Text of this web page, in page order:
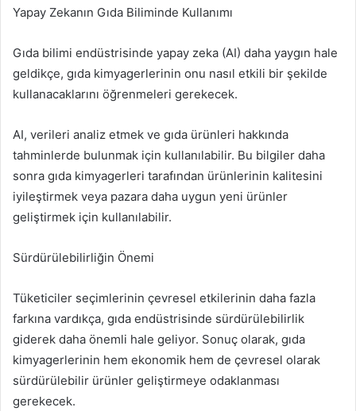
Yapay Zekanın Gıda Biliminde Kullanımı
Gıda bilimi endüstrisinde yapay zeka (AI) daha yaygın hale
geldikçe, gıda kimyagerlerinin onu nasıl etkili bir şekilde
kullanacaklarını öğrenmeleri gerekecek.
AI, verileri analiz etmek ve gıda ürünleri hakkında
tahminlerde bulunmak için kullanılabilir. Bu bilgiler daha
sonra gıda kimyagerleri tarafından ürünlerinin kalitesini
iyileştirmek veya pazara daha uygun yeni ürünler
geliştirmek için kullanılabilir.
Sürdürülebilirliğin Önemi
Tüketiciler seçimlerinin çevresel etkilerinin daha fazla
farkına vardıkça, gıda endüstrisinde sürdürülebilirlik
giderek daha önemli hale geliyor. Sonuç olarak, gıda
kimyagerlerinin hem ekonomik hem de çevresel olarak
sürdürülebilir ürünler geliştirmeye odaklanması
gerekecek.